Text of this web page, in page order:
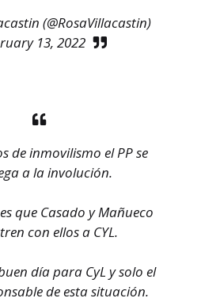
(@RosaVillacastin)
13, 2022
de inmovilismo el PP se
a la involución.
que Casado y Mañueco
con ellos a CYL.
día para CyL y solo el
de esta situación.